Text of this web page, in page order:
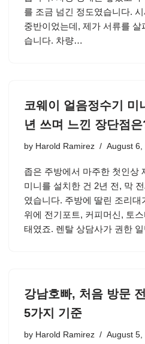
를 조금 넘긴 정도였습니다.
중반이었는데, 제가 서류를 살
습니다. 차량…
코웨이 얼음정수기 미
년 쓰며 느낀 장단점은
by Harold Ramirez August 6,
좁은 주방에서 마주한 첫인상
미니를 설치한 건 2년 전, 막
였습니다. 주방에 딸린 조리대
위에 전기포트, 커피머신, 토
태였죠. 렌탈 상담사가 권한
강남호빠, 처음 방문
5가지 기준
by Harold Ramirez August 5,